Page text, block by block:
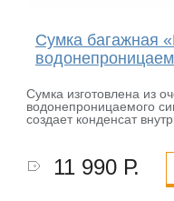
Сумка багажная
Сумка изготовлена из
водонепроницаемого
создает конденсат
11 990 Р.